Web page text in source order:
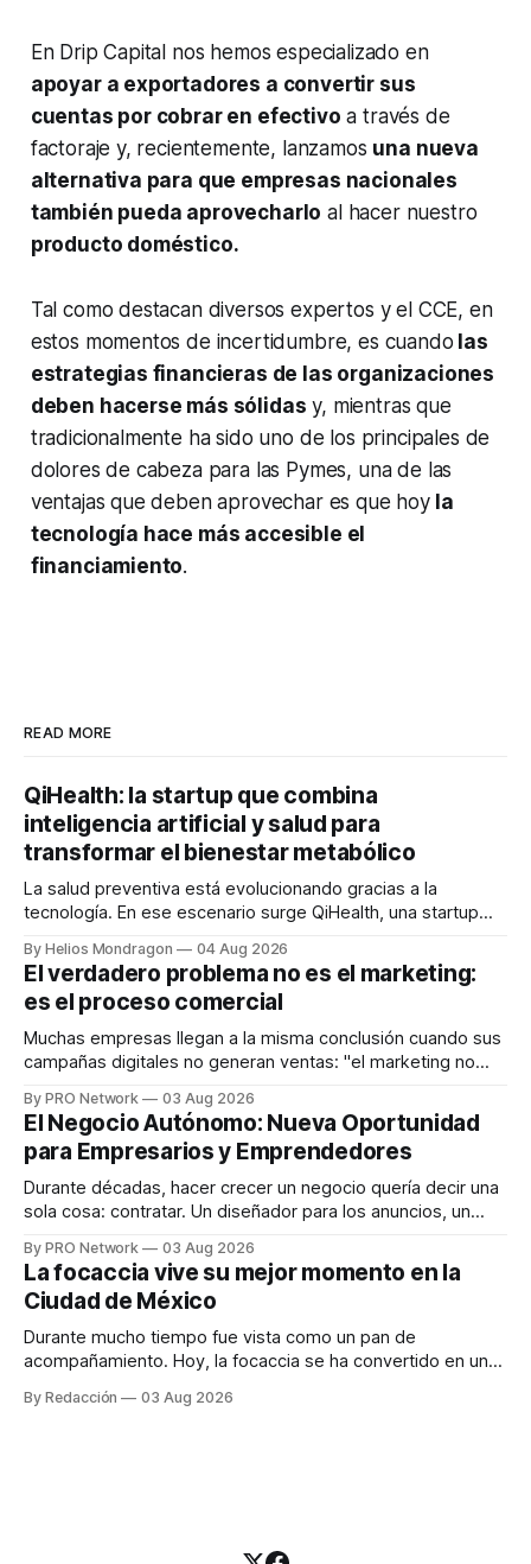
En Drip Capital nos hemos especializado en
apoyar a exportadores a convertir sus
cuentas por cobrar en efectivo a través de
factoraje y, recientemente, lanzamos una nueva
alternativa para que empresas nacionales
también pueda aprovecharlo al hacer nuestro
producto doméstico.
Tal como destacan diversos expertos y el CCE, en
estos momentos de incertidumbre, es cuando las
estrategias financieras de las organizaciones
deben hacerse más sólidas y, mientras que
tradicionalmente ha sido uno de los principales de
dolores de cabeza para las Pymes, una de las
ventajas que deben aprovechar es que hoyla
tecnología hace más accesible el
financiamiento.
READ MORE
QiHealth: la startup que combina
inteligencia artificial y salud para
transformar el bienestar metabólico
La salud preventiva está evolucionando gracias a la
tecnología. En ese escenario surge QiHealth, una startup
dispositivos inteligentes, inteligencia artificial y monitoreo
en tiempo real para ayudar a las personas a tomar mejores
decisiones sobre su salud metabólica. Su propuesta busca
responder
By Helios Mondragon 04 Aug 2026
El verdadero problema no es el marketing:
es el proceso comercial
Muchas empresas llegan a la misma conclusión cuando sus
campañas digitales no generan ventas: "el marketing no
INTERIUS, el problema suele estar en otro lugar. Durante
una entrevista para el podcast SER PRO, el especialista en
marketing digital explicó que
By PRO Network 03 Aug 2026
El Negocio Autónomo: Nueva Oportunidad
para Empresarios y Emprendedores
Durante décadas, hacer crecer un negocio quería decir una
sola cosa: contratar. Un diseñador para los anuncios, un
para los textos, alguien que supiera de publicidad digital
para encontrar prospectos, un vendedor para atender
llamadas y mensajes, y —con suerte— una persona
By PRO Network 03 Aug 2026
La focaccia vive su mejor momento en la
Ciudad de México
Durante mucho tiempo fue vista como un pan de
acompañamiento. Hoy, la focaccia se ha convertido en uno
artesanal, ingredientes de calidad y experiencias que
By Redacción 03 Aug 2026